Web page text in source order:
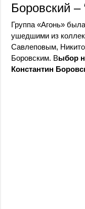
Боровский –
Группа «Агонь»
ушедшими из
Савлеповым,
Боровским. Выбор
Константин